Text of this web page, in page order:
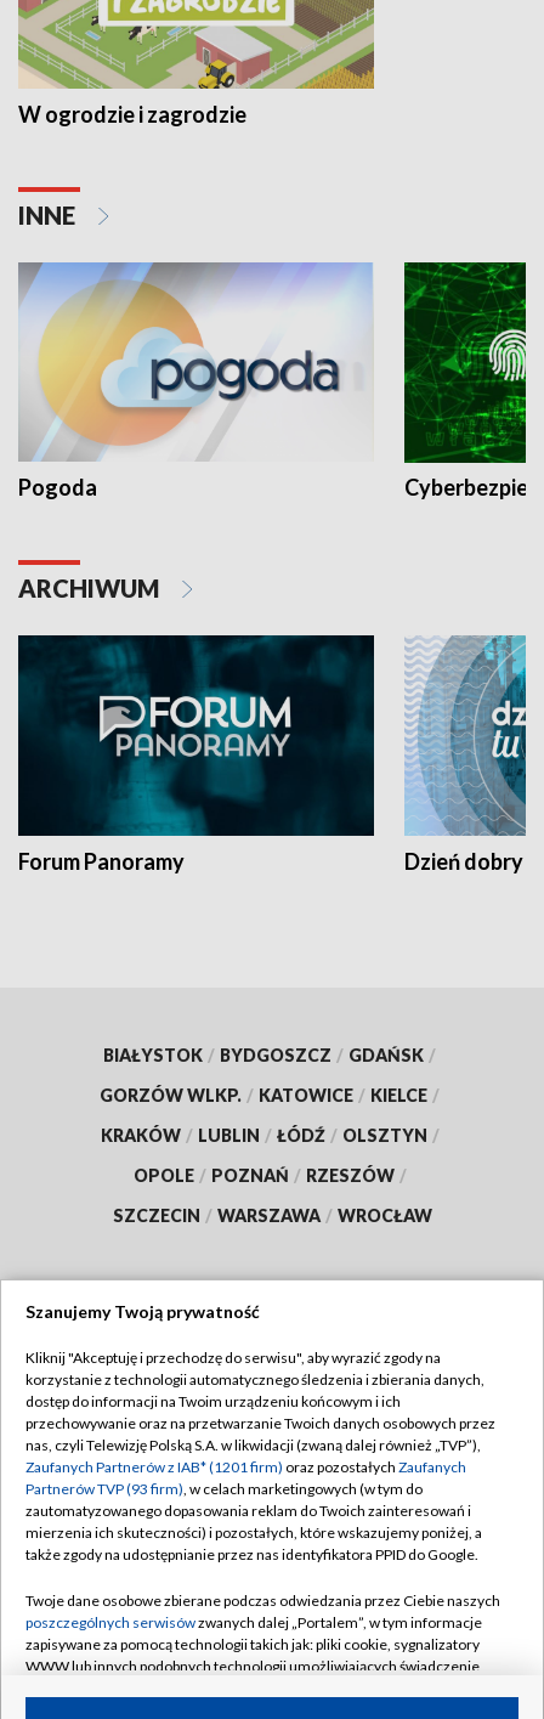
W ogrodzie i zagrodzie
INNE
Pogoda
ARCHIWUM
Forum Panoramy Dzień dobry
BIAŁYSTOK / BYDGOSZCZ / GDAŃSK /
GORZÓW WLKP. / KATOWICE / KIELCE /
KRAKÓW / LUBLIN / ŁÓDŹ / OLSZTYN /
OPOLE / POZNAŃ / RZESZÓW /
SZCZECIN / WARSZAWA / WROCŁAW
TVP
Abonament TVP
Emisja w TVP
Centrum informacji TVP
Naziemna Telewizja Cyfrowa
Rada Programowa
System NOS
Informacje o nadawcy
Regulamin TVP
Polityka prywatności
Moje zgody
Pomoc
Kontakt
Kanały
Szanujemy Twoją prywatność
Kliknij "Akceptuję i przechodzę do serwisu", aby wyrazić zgody na
korzystanie z technologii automatycznego śledzenia i zbierania danych,
dostęp do informacji na Twoim urządzeniu końcowym i ich
przechowywanie oraz na przetwarzanie Twoich danych osobowych przez
nas, czyli Telewizję Polską S.A. w likwidacji (zwaną dalej również „TVP”),
Zaufanych Partnerów z IAB* (1201 firm) oraz pozostałych Zaufanych
Partnerów TVP (93 firm), w celach marketingowych (w tym do
zautomatyzowanego dopasowania reklam do Twoich zainteresowań i
mierzenia ich skuteczności) i pozostałych, które wskazujemy poniżej, a
także zgody na udostępnianie przez nas identyfikatora PPID do Google.
Twoje dane osobowe zbierane podczas odwiedzania przez Ciebie naszych
poszczególnych serwisówzwanych dalej „Portalem”, w tym informacje
zapisywane za pomocą technologii takich jak: pliki cookie, sygnalizatory
WWW lub innych podobnych technologii umożliwiających świadczenie